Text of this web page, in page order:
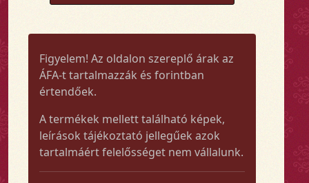
Figyelem! Az oldalon szereplő árak az
ÁFA-t tartalmazzák és forintban
értendőek.
A termékek mellett található képek,
leírások tájékoztató jellegűek azok
tartalmáért felelősséget nem vállalunk.